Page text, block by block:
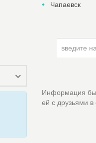
Чапаевск
Информация
ей с друзьями в